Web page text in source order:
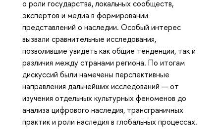
о роли государства, локальных сообществ,
экспертов и медиа в формировании
представлений о наследии. Особый интерес
вызвали сравнительные исследования,
позволившие увидеть как общие тенденции, так и
различия между странами региона. По итогам
дискуссий были намечены перспективные
направления дальнейших исследований — от
изучения отдельных культурных феноменов до
анализа цифрового наследия, трансграничных
практик и роли наследия в глобальных процессах.